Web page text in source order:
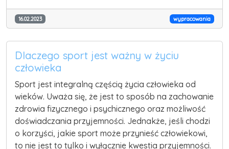
16.02.2023 wypracowania
Dlaczego sport jest ważny w życiu
człowieka
Sport jest integralną częścią życia człowieka od
wieków. Uważa się, że jest to sposób na zachowanie
zdrowia fizycznego i psychicznego oraz możliwość
doświadczania przyjemności. Jednakże, jeśli chodzi
o korzyści, jakie sport może przynieść człowiekowi,
to nie jest to tylko i wyłącznie kwestia przyjemności.